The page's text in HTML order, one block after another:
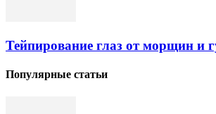
Тейпирование глаз от морщин и
Популярные статьи